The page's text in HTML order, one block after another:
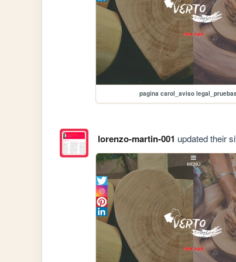
pagina carol_aviso
lorenzo-martin-001 updated their